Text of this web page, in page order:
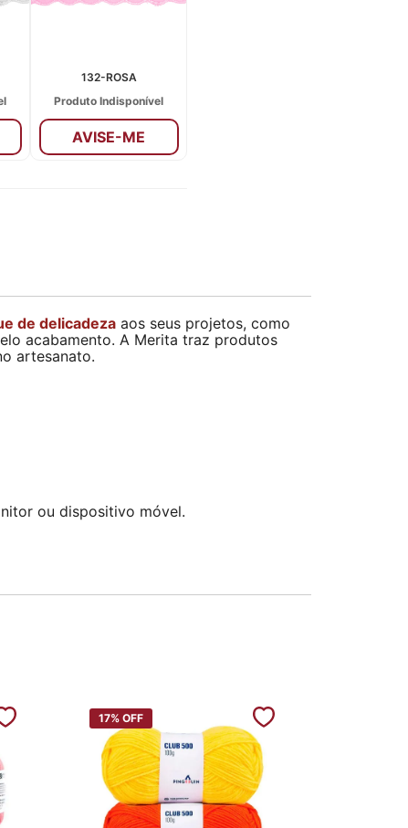
132-ROSA
Produto Indisponível
AVISE-ME
de delicadeza aos seus projetos, como
acabamento. A Merita traz produtos
artesanato.
ou dispositivo móvel.
17% OFF